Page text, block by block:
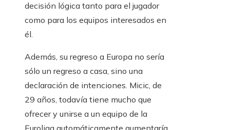
decisión lógica tanto para el jugador
como para los equipos interesados ​​en
él.
Además, su regreso a Europa no sería
sólo un regreso a casa, sino una
declaración de intenciones. Micic, de
29 años, todavía tiene mucho que
ofrecer y unirse a un equipo de la